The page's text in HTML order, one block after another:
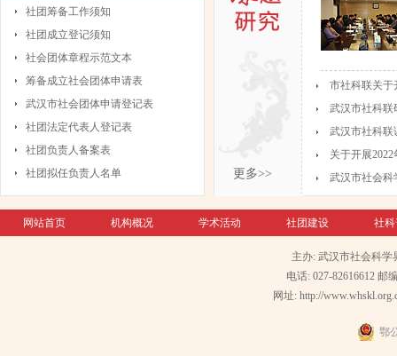
社团筹备工作须知
社团成立登记须知
社会团体章程示范文本
筹备成立社会团体申请表
武汉市社会团体申请登记表
社团法定代表人登记表
社团负责人备案表
社团拟任负责人名单
更多>>
市社科联关于
武汉市社科联
武汉市社科联
关于开展
武汉市社会科
网站首页 机构概况 学术活动 社团建设 社
主办: 武汉市社会科学
电话: 027-82616612 邮
网址: http://
鄂